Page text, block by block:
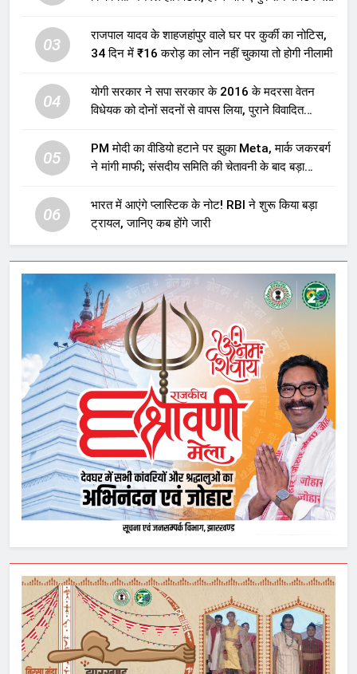
03
राजपाल यादव के शाहजहांपुर वाले घर पर कुर्की का नोटिस,
34 दिन में ₹16 करोड़ का लोन नहीं चुकाया तो होगी नीलामी
04
योगी सरकार ने सपा सरकार के 2016 के मदरसा वेतन
विधेयक को दोनों सदनों से वापस लिया, पुराने विवादित
05
PM मोदी का वीडियो हटाने पर झुका Meta, मार्क जकरबर्ग
ने मांगी माफी; संसदीय समिति की चेतावनी के बाद बड़ा
06
भारत में आएंगे प्लास्टिक के नोट! RBI ने शुरू किया बड़ा
ट्रायल, जानिए कब होंगे जारी